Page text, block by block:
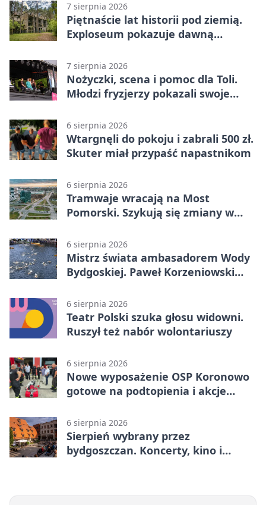
7 sierpnia 2026
Piętnaście lat historii pod ziemią.
Exploseum pokazuje dawną
7 sierpnia 2026
Nożyczki, scena i pomoc dla Toli.
Młodzi fryzjerzy pokazali swoje
6 sierpnia 2026
Wtargnęli do pokoju i zabrali 500 zł.
Skuter miał przypaść napastnikom
6 sierpnia 2026
Tramwaje wracają na Most
Pomorski. Szykują się zmiany w
6 sierpnia 2026
Mistrz świata ambasadorem Wody
Bydgoskiej. Paweł Korzeniowski
6 sierpnia 2026
Teatr Polski szuka głosu widowni.
Ruszył też nabór wolontariuszy
6 sierpnia 2026
Nowe wyposażenie OSP Koronowo
gotowe na podtopienia i akcje
6 sierpnia 2026
Sierpień wybrany przez
bydgoszczan. Koncerty, kino i